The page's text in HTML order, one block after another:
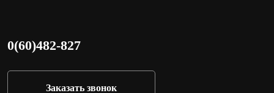
0(60)482-827
Заказать звонок